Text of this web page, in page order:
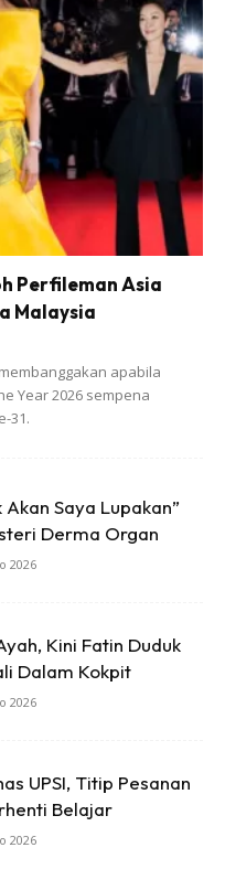
berkongsi kemeriahan
pengantin Izzul
kelainan yang dibawa
Perfileman Asia
Malaysia
apabila
Year 2026 sempena
31.
Saya Lupakan”
Derma Organ
2026
Kini Fatin Duduk
Dalam Kokpit
2026
UPSI, Titip Pesanan
Belajar
2026